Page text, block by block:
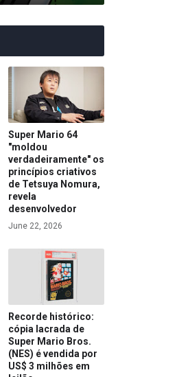
Super Mario 64
"moldou
verdadeiramente" os
princípios criativos
de Tetsuya Nomura,
revela
desenvolvedor
June 22, 2026
Recorde histórico:
cópia lacrada de
Super Mario Bros.
(NES) é vendida por
US$ 3 milhões em